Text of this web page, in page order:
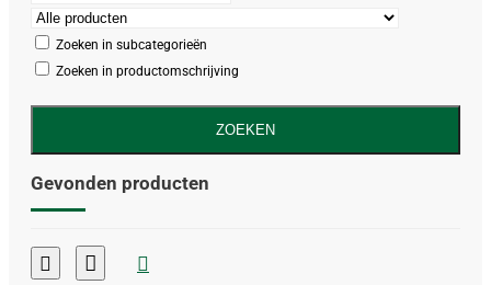
Zoeken in subcategorieën
Zoeken in productomschrijving
ZOEKEN
Gevonden producten